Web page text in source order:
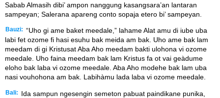
Sabab Almasih dibi’ ampon nanggung kasangsara’an lantaran
sampeyan; Salerana apareng conto sopaja etero bi’ sampeyan.
Bauzi: “Uho gi ame baket meedale,” lahame Alat amu di iube uba
labi fet ozome fi hasi esuhu bak meida am bak. Uho ame bak lam
meedam di gi Kristusat Aba Aho meedam bakti ulohona vi ozome
meedale. Uho faina meedam bak lam Kristus fa ot vai geàdume
eloho bak laba vi ozome meedale. Aba Aho modehe bak lam uba
nasi vouhohona am bak. Labihàmu lada laba vi ozome meedale.
Bali:
Ida sampun ngesengin semeton pabuat paindikane punika,